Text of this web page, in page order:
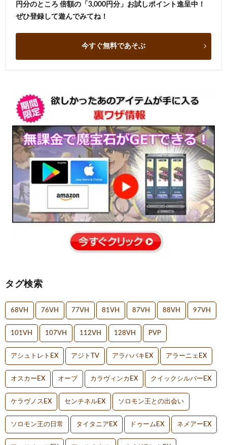
円分のところ 倍額の「3,000円分」お試しポイント進呈中！
ぜひ登録して遊んでみてね！
今すぐ無料であそぶ
タグ検索
68VH 76VH 77VH 81VH 87VH 88VH 97VH
101VH 107VH 112VH 128VH PVP
アシュトレトEX アジトTV アラハバキEX アラーニェEX
オスカーEX オーブ カラヴィンカEX クイックシルバーEX
ケラヴノスEX センチネルEX ソロモン王との出会い
ソロモン王の日常 タイタニアEX ドゥームEX ネメアーEX